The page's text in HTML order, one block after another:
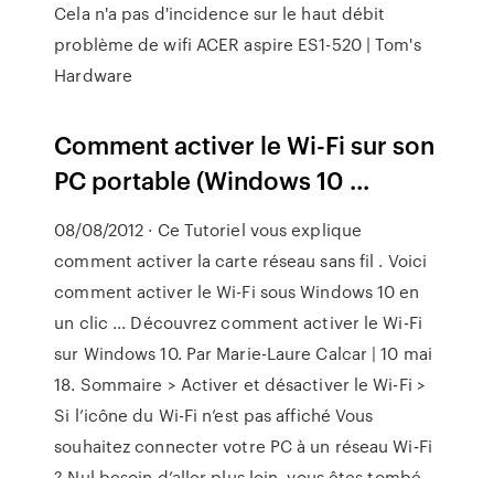
Cela n'a pas d'incidence sur le haut débit
problème de wifi ACER aspire ES1-520 | Tom's
Hardware
Comment activer le Wi-Fi sur son
PC portable (Windows 10 ...
08/08/2012 · Ce Tutoriel vous explique
comment activer la carte réseau sans fil . Voici
comment activer le Wi-Fi sous Windows 10 en
un clic ... Découvrez comment activer le Wi-Fi
sur Windows 10. Par Marie-Laure Calcar | 10 mai
18. Sommaire > Activer et désactiver le Wi-Fi >
Si l’icône du Wi-Fi n’est pas affiché Vous
souhaitez connecter votre PC à un réseau Wi‑Fi